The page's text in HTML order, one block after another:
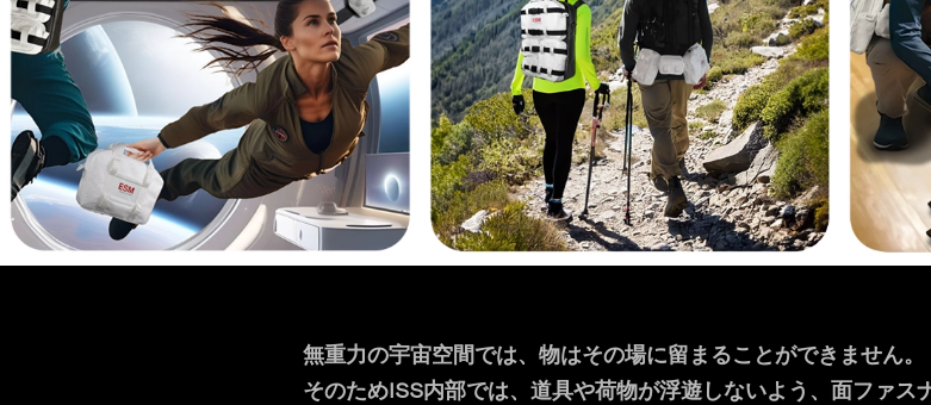
無重力の宇宙空間では、物はその場に留まることができません。
そのためISS内部では、道具や荷物が浮遊しないよう、面ファス